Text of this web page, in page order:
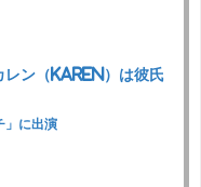
ン（KAREN）は彼氏
」に出演